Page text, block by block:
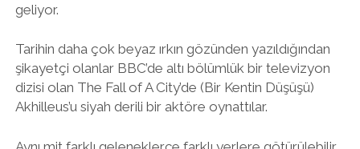
geliyor.
Tarihin daha çok beyaz ırkın gözünden yazıldığından
şikayetçi olanlar BBC’de altı bölümlük bir televizyon
dizisi olan The Fall of A City’de (Bir Kentin Düşüşü)
Akhilleus’u siyah derili bir aktöre oynattılar.